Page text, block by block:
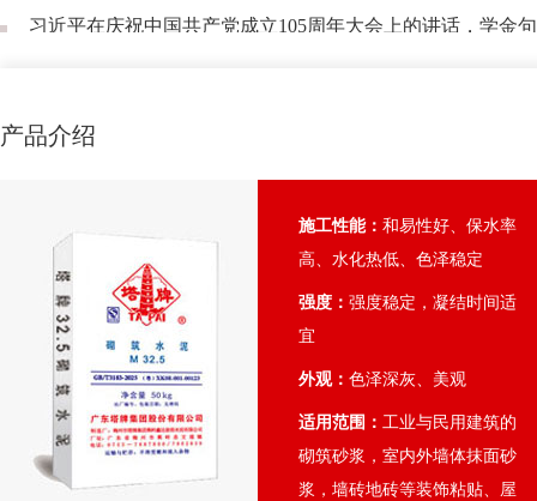
习近平在庆祝中国共产党成立105周年大会上的讲话，学金
产品介绍
施工性能： 和易性好、保水率
高、水化热低、色泽稳定
强度： 强度稳定，凝结时间适
宜
外观： 色泽深灰、美观
适用范围： 工业与民用建筑的
砌筑砂浆，室内外墙体抹面砂
浆，墙砖地砖等装饰粘贴、屋